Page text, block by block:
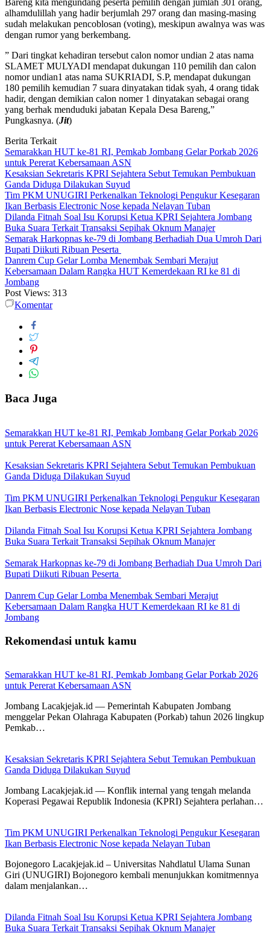
Bareng kita mengundang peserta pemilih dengan jumlah 301 orang,
alhamdulillah yang hadir berjumlah 297 orang dan masing-masing
sudah melakukan pencoblosan (voting), meskipun awalnya was was
dengan rumor yang berkembang.
” Dari tingkat kehadiran tersebut calon nomor undian 2 atas nama
SLAMET MULYADI mendapat dukungan 110 pemilih dan calon
nomor undian1 atas nama SUKRIADI, S.P, mendapat dukungan
180 pemilih kemudian 7 suara dinyatakan tidak syah, 4 orang tidak
hadir, dengan demikian calon nomer 1 dinyatakan sebagai orang
yang berhak menduduki jabatan Kepala Desa Bareng,”
Pungkasnya. (Jit)
Berita Terkait
Semarakkan HUT ke-81 RI, Pemkab Jombang Gelar Porkab 2026
untuk Pererat Kebersamaan ASN
Kesaksian Sekretaris KPRI Sejahtera Sebut Temukan Pembukuan
Ganda Diduga Dilakukan Suyud
Tim PKM UNUGIRI Perkenalkan Teknologi Pengukur Kesegaran
Ikan Berbasis Electronic Nose kepada Nelayan Tuban
Dilanda Fitnah Soal Isu Korupsi Ketua KPRI Sejahtera Jombang
Buka Suara Terkait Transaksi Sepihak Oknum Manajer
Semarak Harkopnas ke-79 di Jombang Berhadiah Dua Umroh Dari
Bupati Diikuti Ribuan Peserta
Danrem Cup Gelar Lomba Menembak Sembari Merajut
Kebersamaan Dalam Rangka HUT Kemerdekaan RI ke 81 di
Jombang
Post Views: 313
Komentar
Baca Juga
Semarakkan HUT ke-81 RI, Pemkab Jombang Gelar Porkab 2026
untuk Pererat Kebersamaan ASN
Kesaksian Sekretaris KPRI Sejahtera Sebut Temukan Pembukuan
Ganda Diduga Dilakukan Suyud
Tim PKM UNUGIRI Perkenalkan Teknologi Pengukur Kesegaran
Ikan Berbasis Electronic Nose kepada Nelayan Tuban
Dilanda Fitnah Soal Isu Korupsi Ketua KPRI Sejahtera Jombang
Buka Suara Terkait Transaksi Sepihak Oknum Manajer
Semarak Harkopnas ke-79 di Jombang Berhadiah Dua Umroh Dari
Bupati Diikuti Ribuan Peserta
Danrem Cup Gelar Lomba Menembak Sembari Merajut
Kebersamaan Dalam Rangka HUT Kemerdekaan RI ke 81 di
Jombang
Rekomendasi untuk kamu
Semarakkan HUT ke-81 RI, Pemkab Jombang Gelar Porkab 2026
untuk Pererat Kebersamaan ASN
Jombang Lacakjejak.id — Pemerintah Kabupaten Jombang
menggelar Pekan Olahraga Kabupaten (Porkab) tahun 2026 lingkup
Pemkab…
Kesaksian Sekretaris KPRI Sejahtera Sebut Temukan Pembukuan
Ganda Diduga Dilakukan Suyud
Jombang Lacakjejak.id — Konflik internal yang tengah melanda
Koperasi Pegawai Republik Indonesia (KPRI) Sejahtera perlahan…
Tim PKM UNUGIRI Perkenalkan Teknologi Pengukur Kesegaran
Ikan Berbasis Electronic Nose kepada Nelayan Tuban
Bojonegoro Lacakjejak.id – Universitas Nahdlatul Ulama Sunan
Giri (UNUGIRI) Bojonegoro kembali menunjukkan komitmennya
dalam menjalankan…
Dilanda Fitnah Soal Isu Korupsi Ketua KPRI Sejahtera Jombang
Buka Suara Terkait Transaksi Sepihak Oknum Manajer